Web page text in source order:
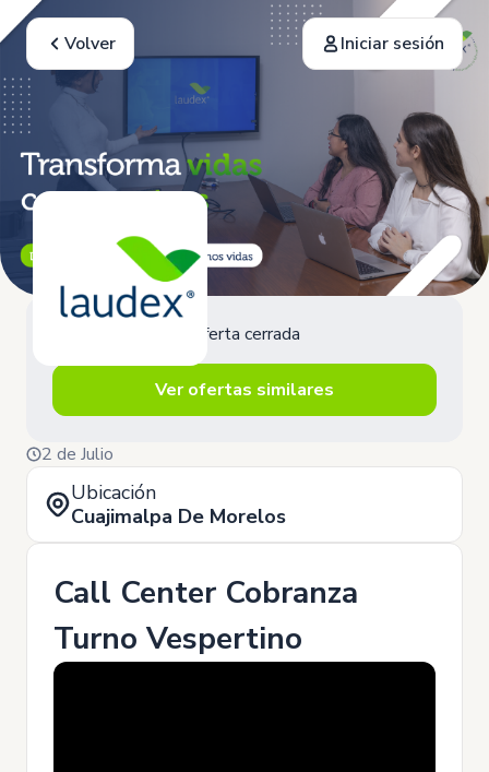
Volver Iniciar sesión
Oferta cerrada
Ver ofertas similares
2 de Julio
Ubicación
Cuajimalpa De Morelos
Call Center Cobranza
Turno Vespertino